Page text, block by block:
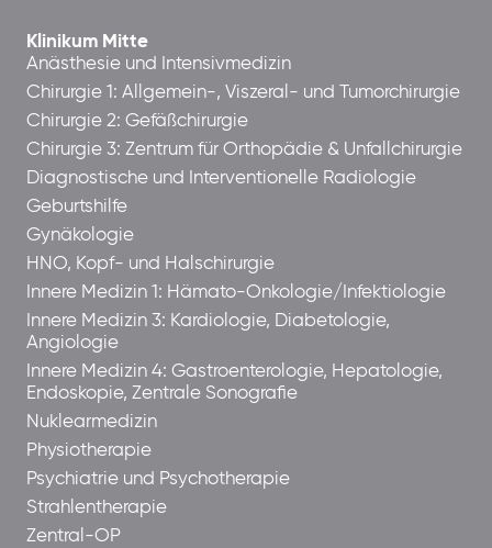
Klinikum Mitte
Anästhesie und Intensivmedizin
Chirurgie 1: Allgemein-, Viszeral- und Tumorchirurgie
Chirurgie 2: Gefäßchirurgie
Chirurgie 3: Zentrum für Orthopädie & Unfallchirurgie
Diagnostische und Interventionelle Radiologie
Geburtshilfe
Gynäkologie
HNO, Kopf- und Halschirurgie
Innere Medizin 1: Hämato-Onkologie/Infektiologie
Innere Medizin 3: Kardiologie, Diabetologie,
Angiologie
Innere Medizin 4: Gastroenterologie, Hepatologie,
Endoskopie, Zentrale Sonografie
Nuklearmedizin
Physiotherapie
Psychiatrie und Psychotherapie
Strahlentherapie
Zentral-OP